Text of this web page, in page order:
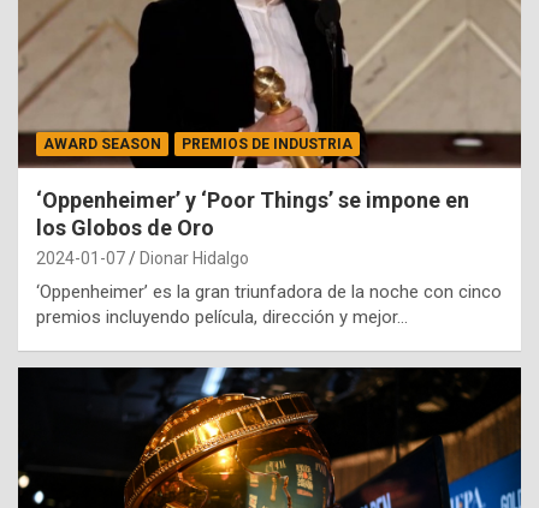
AWARD SEASON PREMIOS DE INDUSTRIA
‘Oppenheimer’ y ‘Poor Things’ se impone en
los Globos de Oro
2024-01-07 Dionar Hidalgo
‘Oppenheimer’ es la gran triunfadora de la noche con cinco
premios incluyendo película, dirección y mejor…